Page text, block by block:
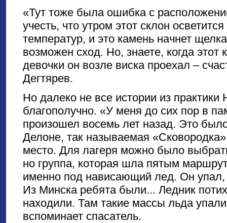
«Тут тоже была ошибка с
учесть, что утром этот склон
температур, и это камень начнет
возможен сход. Но, знаете, когда этот
девочки он возле виска проехал –
Дегтярев.
Но далеко не все истории из
благополучно. «У меня до сих пор в
произошел восемь лет назад. Это
Делоне, так называемая
место. Для лагеря можно было
но группа, которая шла пятым
именно под нависающий лед. Он упал,
Из Минска ребята были... Ледник
находили. Там такие массы льда
вспоминает спасатель.